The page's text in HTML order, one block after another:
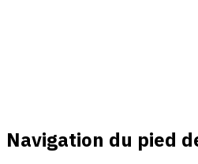
Navigation du pied